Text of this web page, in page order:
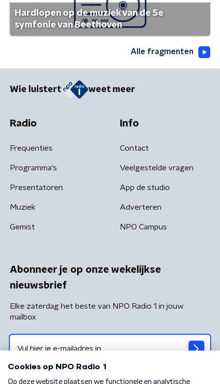
Hardlopen op de muziek van de 5e
symfonie van Beethoven
Alle fragmenten
Wie luistert weet meer
Radio
Frequenties
Programma's
Presentatoren
Muziek
Gemist
Info
Contact
Veelgestelde vragen
App de studio
Adverteren
NPO Campus
Abonneer je op onze wekelijkse
nieuwsbrief
Elke zaterdag het beste van NPO Radio 1 in jouw
mailbox